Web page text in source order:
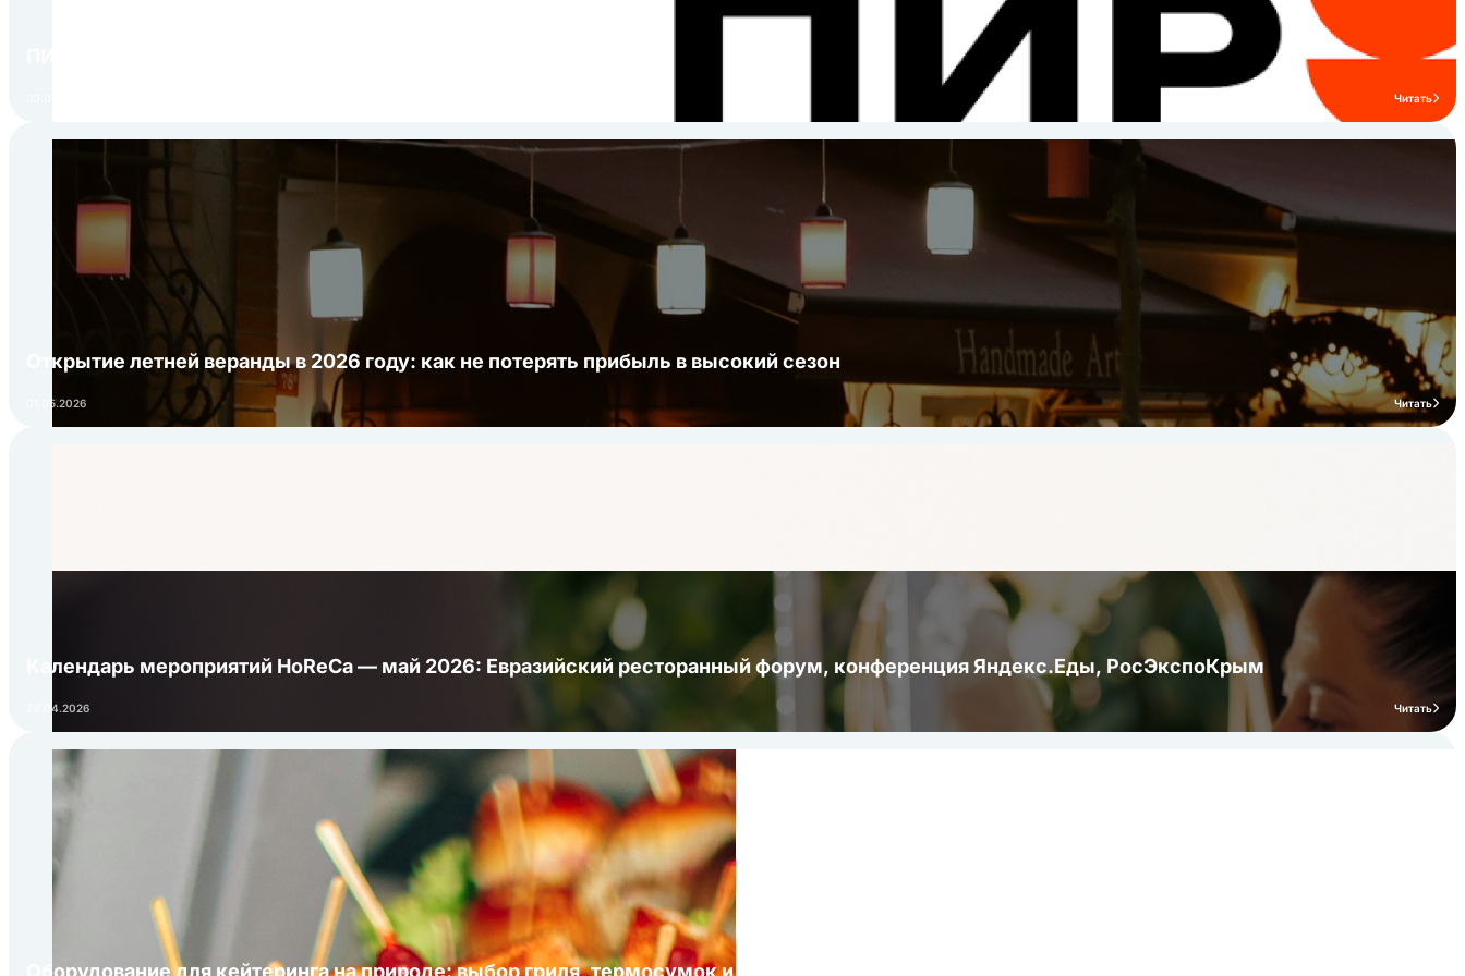
Курица
160
Жареные креветки
Читать
Открытие летней веранды в 2026 году: как не потерять прибыль в высокий сезон
01.05.2026 Читать
Календарь мероприятий HoReCa — май 2026: Евразийский ресторанный форум, конференция Яндекс.Еды, РосЭкспоКрым
24.04.2026 Читать